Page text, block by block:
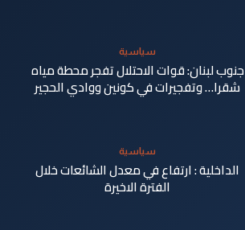
سياسية
جنوب لبنان: قوات الاحتلال تفجر محطة مياه
شقرا… وتفجيرات في كونين ووادي الحجير
سياسية
الداخلية : ارتفاع في معدل الشائعات خلال
الفترة الاخيرة